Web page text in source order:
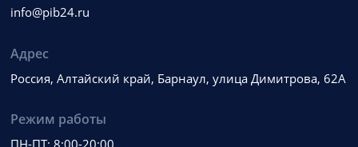
info@pib24.ru
Адрес
Россия, Алтайский край, Барнаул, улица Димитрова, 62А
Режим работы